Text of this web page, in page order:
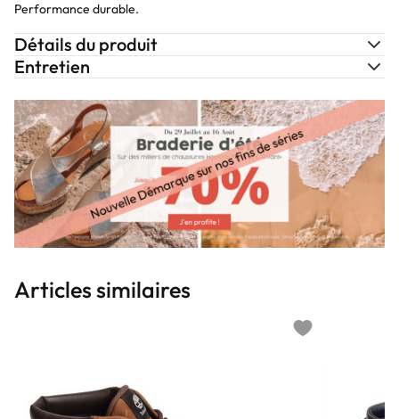
Performance durable.
Détails du produit
Entretien
Articles similaires